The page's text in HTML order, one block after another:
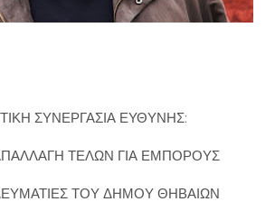
ΣΥΝΕΡΓΑΣΙΑ ΕΥΘΥΝΗΣ:
ΤΕΛΩΝ ΓΙΑ ΕΜΠΟΡΟΥΣ
ΤΟΥ ΔΗΜΟΥ ΘΗΒΑΙΩΝ